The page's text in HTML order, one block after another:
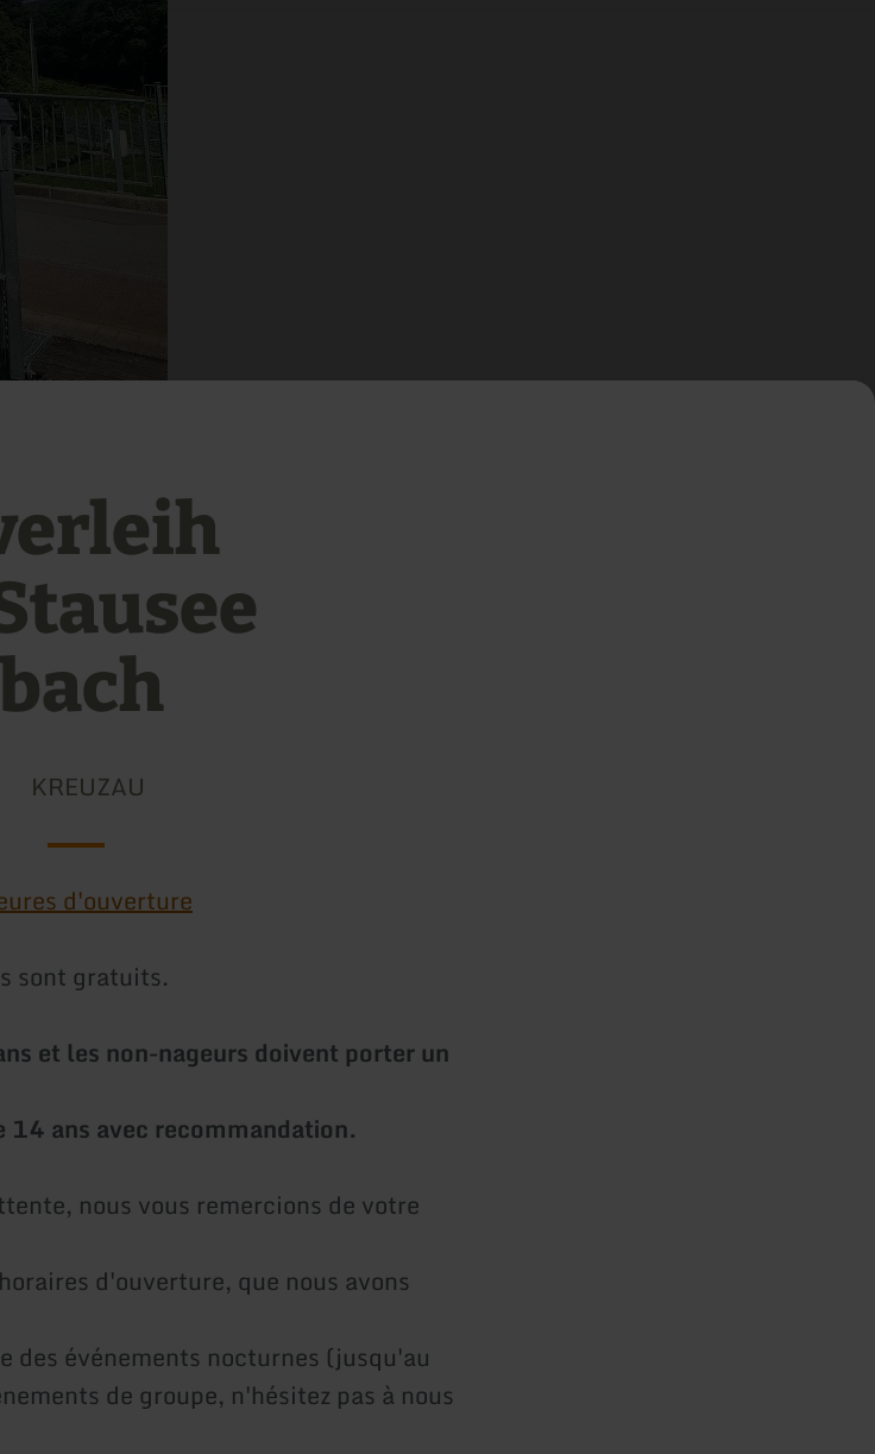
KREUZAU
d'ouverture
sont gratuits.
et les non-nageurs doivent porter un
14 ans avec recommandation.
nous vous remercions de votre
d'ouverture, que nous avons
des événements nocturnes (jusqu'au
de groupe, n'hésitez pas à nous